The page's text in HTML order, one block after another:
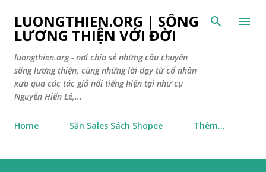
Chuyển đến nội dung chính
LUONGTHIEN.ORG | SỐNG
LƯƠNG THIỆN VỚI ĐỜI
luongthien.org - nơi chia sẻ những câu chuyên
sống lương thiện, cùng những lời dạy từ cổ nhân
xưa qua các tác giả nổi tiếng hiện tại như cụ
Nguyễn Hiến Lê,...
Home Săn Sales Sách Shopee Thêm…